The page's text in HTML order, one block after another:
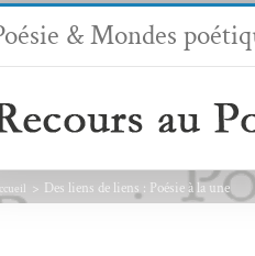
& Mondes
Des liens de liens : Poésie à la une